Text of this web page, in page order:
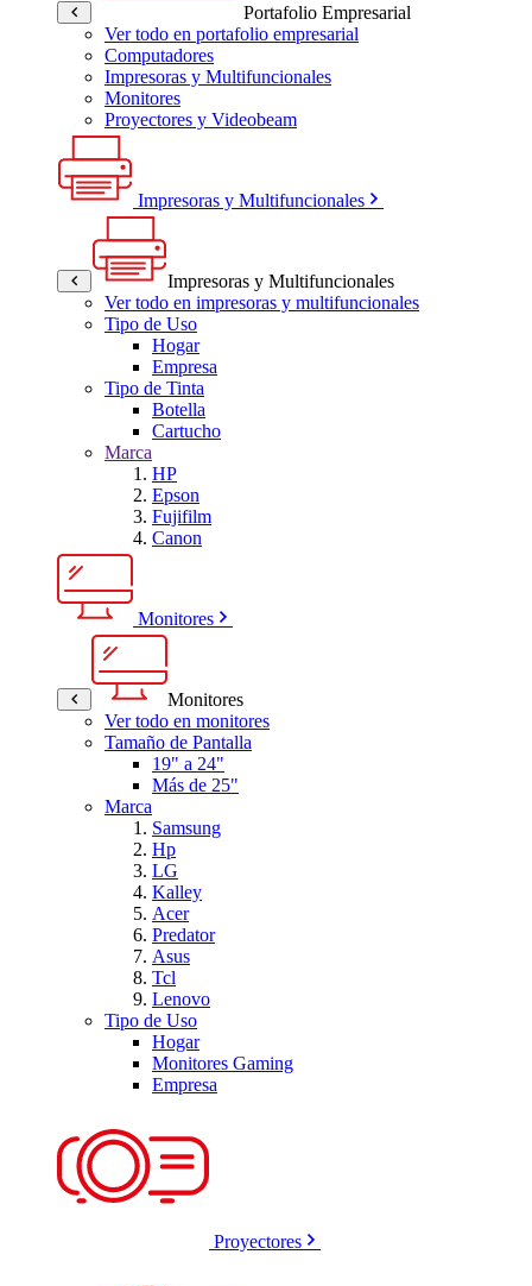
Portafolio Empresarial
Ver todo en portafolio empresarial
Computadores
Impresoras y Multifuncionales
Monitores
Proyectores y Videobeam
Impresoras y Multifuncionales
Impresoras y Multifuncionales
Ver todo en impresoras y multifuncionales
Tipo de Uso
Hogar
Empresa
Tipo de Tinta
Botella
Cartucho
Marca
HP
Epson
Fujifilm
Canon
Monitores
Monitores
Ver todo en monitores
Tamaño de Pantalla
19" a 24"
Más de 25"
Marca
Samsung
Hp
LG
Kalley
Acer
Predator
Asus
Tcl
Lenovo
Tipo de Uso
Hogar
Monitores Gaming
Empresa
Proyectores